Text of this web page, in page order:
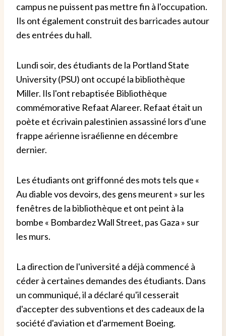
campus ne puissent pas mettre fin à l'occupation.
Ils ont également construit des barricades autour
des entrées du hall.
Lundi soir, des étudiants de la Portland State
University (PSU) ont occupé la bibliothèque
Miller. Ils l'ont rebaptisée Bibliothèque
commémorative Refaat Alareer. Refaat était un
poète et écrivain palestinien assassiné lors d'une
frappe aérienne israélienne en décembre
dernier.
Les étudiants ont griffonné des mots tels que «
Au diable vos devoirs, des gens meurent » sur les
fenêtres de la bibliothèque et ont peint à la
bombe « Bombardez Wall Street, pas Gaza » sur
les murs.
La direction de l'université a déjà commencé à
céder à certaines demandes des étudiants. Dans
un communiqué, il a déclaré qu'il cesserait
d'accepter des subventions et des cadeaux de la
société d'aviation et d'armement Boeing.